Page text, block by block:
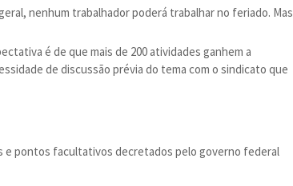
nenhum trabalhador poderá trabalhar no feriado. Mas
é de que mais de 200 atividades ganhem a
de discussão prévia do tema com o sindicato que
e pontos facultativos decretados pelo governo federal